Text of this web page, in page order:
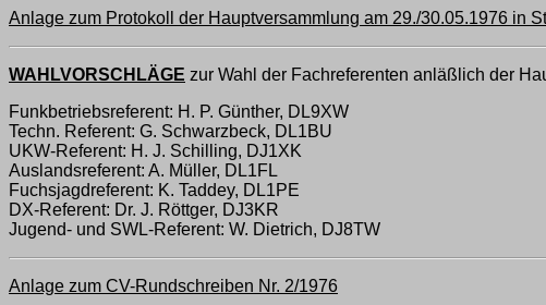
Anlage zum Protokoll der Hauptversammlung am 29./30.05.1976 in
WAHLVORSCHLÄGE zur Wahl der Fachreferenten anläßlich der
Funkbetriebsreferent: H. P. Günther, DL9XW
Techn. Referent: G. Schwarzbeck, DL1BU
UKW-Referent: H. J. Schilling, DJ1XK
Auslandsreferent: A. Müller, DL1FL
Fuchsjagdreferent: K. Taddey, DL1PE
DX-Referent: Dr. J. Röttger, DJ3KR
Jugend- und SWL-Referent: W. Dietrich, DJ8TW
Anlage zum CV-Rundschreiben Nr. 2/1976